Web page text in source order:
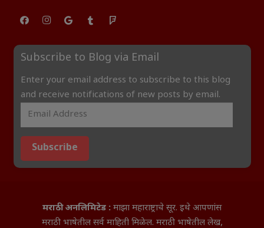
Subscribe to Blog via Email
Enter your email address to subscribe to this blog
and receive notifications of new posts by email.
Subscribe
मराठी अनलिमिटेड : माझा महाराष्ट्राचे सूर. इथे आपणांस
मराठी भाषेतील सर्व माहिती मिळेल. मराठी भाषेतील लेख,